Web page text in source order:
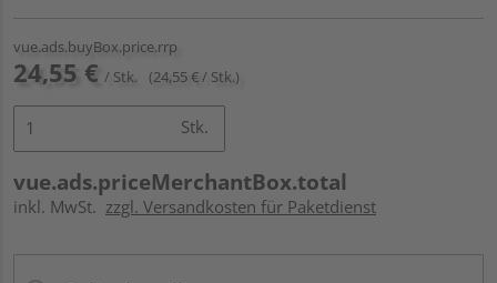
vue.ads.buyBox.price.rrp
24,55 € / Stk. (24,55 € / Stk.)
Stk.
vue.ads.priceMerchantBox.total
inkl. MwSt. zzgl. Versandkosten für Paketdienst